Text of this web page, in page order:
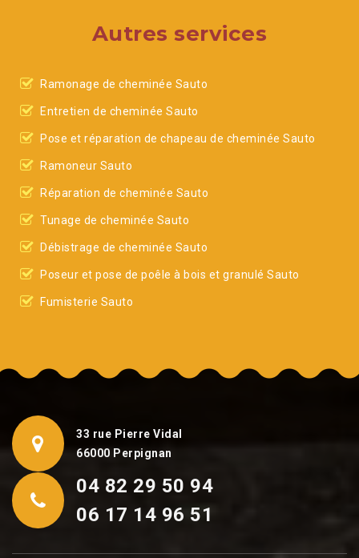
Autres services
Ramonage de cheminée Sauto
Entretien de cheminée Sauto
Pose et réparation de chapeau de cheminée Sauto
Ramoneur Sauto
Réparation de cheminée Sauto
Tunage de cheminée Sauto
Débistrage de cheminée Sauto
Poseur et pose de poêle à bois et granulé Sauto
Fumisterie Sauto
33 rue Pierre Vidal
66000 Perpignan
04 82 29 50 94
06 17 14 96 51